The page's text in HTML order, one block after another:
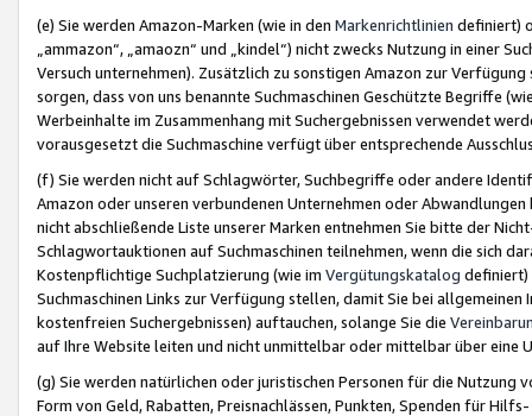
(e) Sie werden Amazon-Marken (wie in den Markenrichtlinien definiert)
„ammazon“, „amaozn“ und „kindel“) nicht zwecks Nutzung in einer
Versuch unternehmen). Zusätzlich zu sonstigen Amazon zur
sorgen, dass von uns benannte Suchmaschinen Geschützte Begriffe
Werbeinhalte im Zusammenhang mit Suchergebnissen verwendet
vorausgesetzt die Suchmaschine verfügt über entsprechende
(f) Sie werden nicht auf Schlagwörter, Suchbegriffe oder andere
Amazon oder unseren verbundenen Unternehmen oder
nicht abschließende Liste unserer Marken entnehmen Sie bitte der
Schlagwortauktionen auf Suchmaschinen teilnehmen, wenn die sich
Kostenpflichtige Suchplatzierung (wie im Vergütungskatalog definiert)
Suchmaschinen Links zur Verfügung stellen, damit Sie bei
kostenfreien Suchergebnissen) auftauchen, solange Sie die
auf Ihre Website leiten und nicht unmittelbar oder mittelbar über eine
(g) Sie werden natürlichen oder juristischen Personen für die Nutzung
Form von Geld, Rabatten, Preisnachlässen, Punkten, Spenden für